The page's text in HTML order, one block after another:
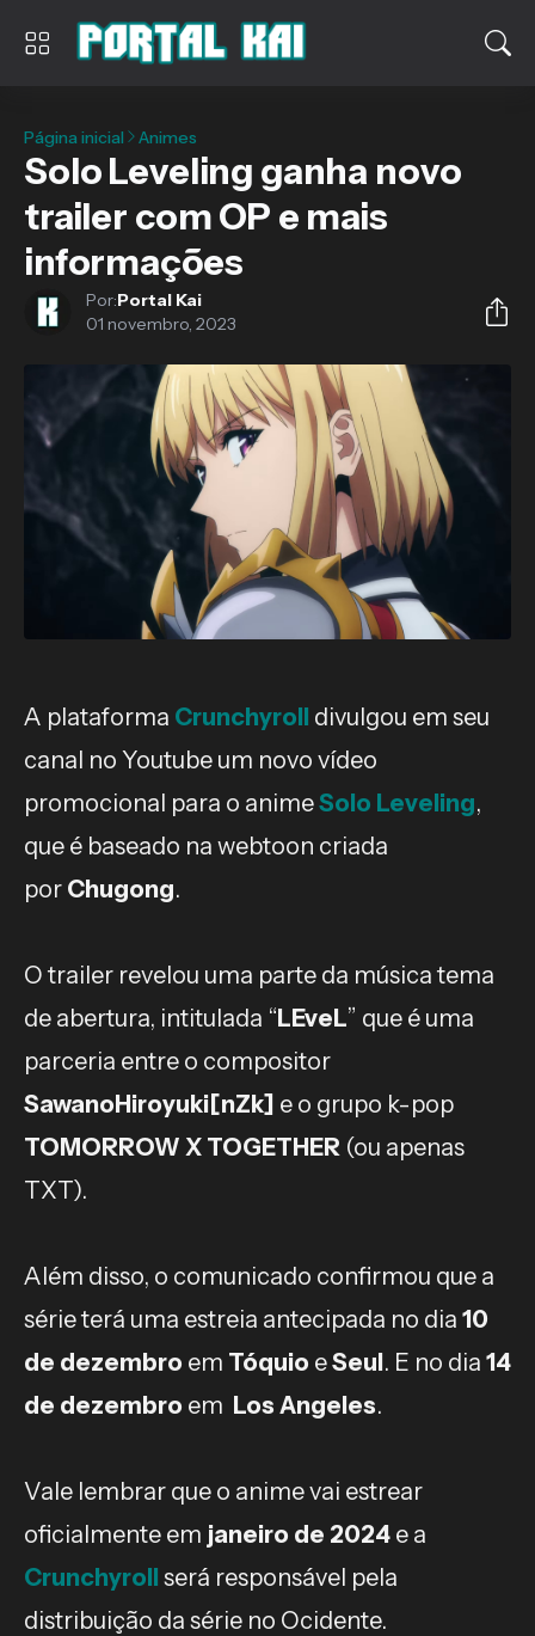
Página inicial Animes
Solo Leveling ganha novo
trailer com OP e mais
informações
Por:Portal Kai
01 novembro, 2023
A plataforma Crunchyroll divulgou em seu
canal no Youtube um novo vídeo
promocional para o animeSolo Leveling,
que é baseado na webtoon criada
por Chugong.
O trailer revelou uma parte da música tema
de abertura, intitulada “LEveL” que é uma
parceria entre o compositor
SawanoHiroyuki[nZk] e o grupo k-pop
TOMORROW X TOGETHER (ou apenas
TXT).
Além disso, o comunicado confirmou que a
série terá uma estreia antecipada no dia 10
de dezembro em Tóquio eSeul. E no dia 14
de dezembro em Los Angeles.
Vale lembrar que o anime vai estrear
oficialmente em janeiro de 2024 e a
Crunchyroll será responsável pela
distribuição da série no Ocidente.